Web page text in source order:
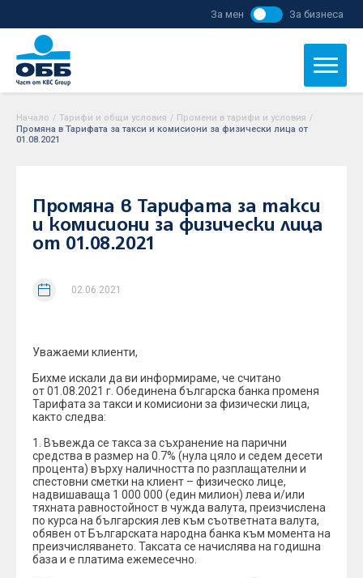
За мен За бизнеса
Начало / Тарифи и общи условия / Промени в тарифи и условия /
Промяна в Тарифата за такси и комисиони за физически лица от
01.08.2021
Промяна в Тарифата за такси
и комисиони за физически лица
от 01.08.2021
02.06.2021
Уважаеми клиенти,
Бихме искали да ви информираме, че считано
от 01.08.2021 г. Обединена българска банка променя
Тарифата за такси и комисиони за физически лица,
както следва:
1. Въвежда се такса за съхранение на парични
средства в размер на 0.7% (нула цяло и седем десети
процента) върху наличността по разплащателни и
спестовни сметки на клиент – физическо лице,
надвишаваща 1 000 000 (един милион) лева и/или
тяхната равностойност в чужда валута, преизчислена
по курса на българския лев към съответната валута,
обявен от Българската народна банка към момента на
преизчисляването. Таксата се начислява на годишна
база и е платима ежемесечно.